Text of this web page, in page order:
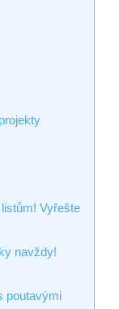
Vyřešte
navždy!
poutavými